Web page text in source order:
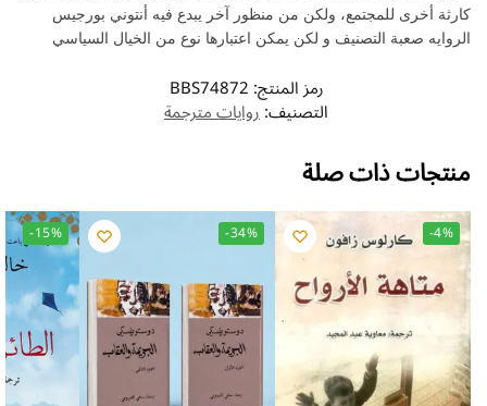
كارثة أخرى للمجتمع، ولكن من منظور آخر يبدع فيه أنتوني بورجيس
الروايه صعبة التصنيف و لكن يمكن اعتبارها نوع من الخيال السياسي
رمز المنتج:BBS74872
التصنيف:روايات مترجمة
منتجات ذات صلة
-4%
-34%
-15%